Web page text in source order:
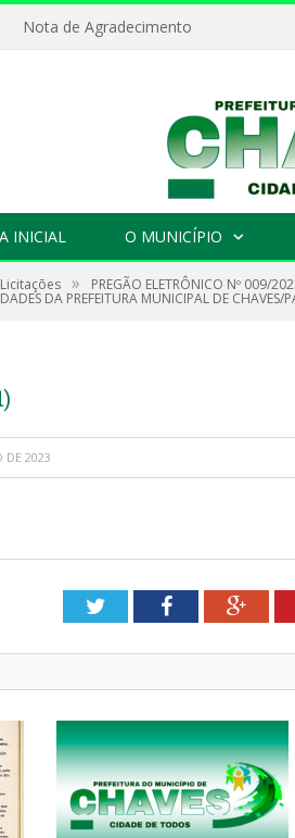
Nota de Agradecimento
INICIAL O MUNICÍPIO
Licitações » PREGÃO ELETRÔNICO Nº 009/
DA PREFEITURA MUNICIPAL DE CHAVES/
DE 2023
TwitterFacebook